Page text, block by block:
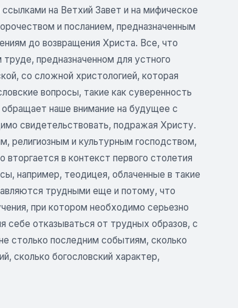
на Ветхий Завет и на мифическое
и посланием, предназначенным
до возвращения Христа. Все, что
предназначенном для устного
со сложной христологией, которая
вопросы, такие как суверенность
обращает наше внимание на будущее с
свидетельствовать, подражая Христу.
религиозным и культурным господством,
в контекст первого столетия
например, теодицея, облаченные в такие
трудными еще и потому, что
при котором необходимо серьезно
себе отказываться от трудных образов, с
столько последним событиям, сколько
сколько богословский характер,